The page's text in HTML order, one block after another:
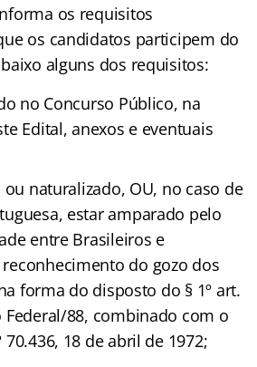
os requisitos
os candidatos participem do
alguns dos requisitos:
no Concurso Público, na
Edital, anexos e eventuais
naturalizado, OU, no caso de
estar amparado pelo
entre Brasileiros e
do gozo dos
forma do disposto do § 1º art.
Federal/88, combinado com o
70.436, 18 de abril de 1972;